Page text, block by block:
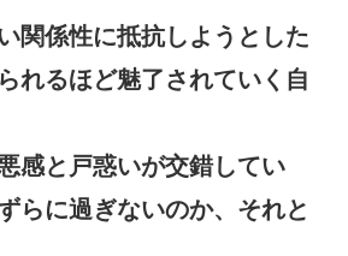
関係性に抵抗しようとした
れるほど魅了されていく自
感と戸惑いが交錯してい
らに過ぎないのか、それと